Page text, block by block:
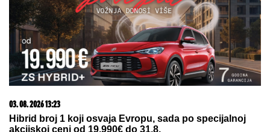
03. 08. 2026 13:23
Hibrid broj 1 koji osvaja Evropu, sada po specijalnoj
akcijskoj ceni od 19.990€ do 31.8.